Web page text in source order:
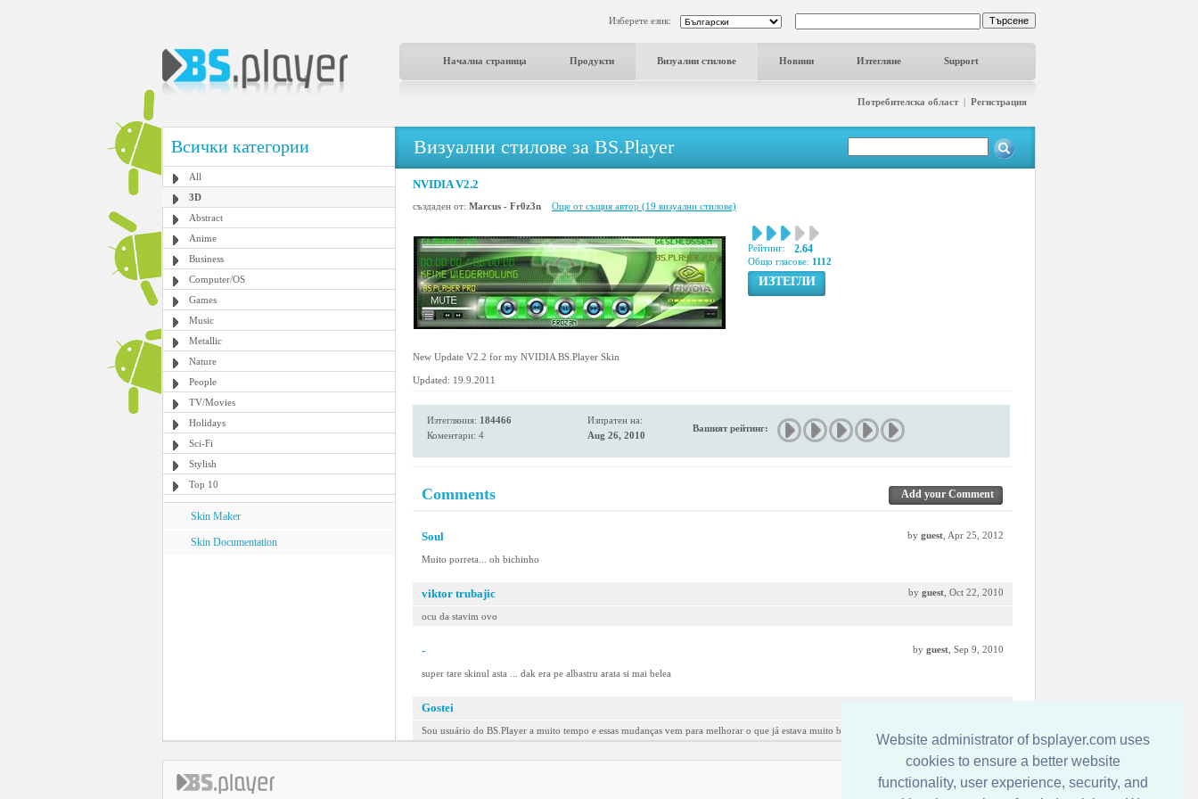
Website administrator of bsplayer.com uses
cookies to ensure a better website
functionality, user experience, security, and
Изберете език:
Начална страница Продукти Визуални стилове Новини Изтегляне Support
Потребителска област| Регистрация
Всички категории
All
3D
Abstract
Anime
Business
Computer/OS
Games
Music
Metallic
Nature
People
TV/Movies
Holidays
Sci-Fi
Stylish
Top 10
Skin Maker
Skin Documentation
Визуални стилове за BS.Player
NVIDIA V2.2
създаден от: Marcus - Fr0z3n Още от същия автор (19 визуални стилове)
Рейтинг: 2.64
Общо гласове: 1112
ИЗТЕГЛИ
New Update V2.2 for my NVIDIA BS.Player Skin
Updated: 19.9.2011
Изтегляния: 184466
Коментари: 4
Изпратен на:
Aug 26, 2010
Вашият рейтинг:
Comments Add your Comment
Soul by guest , Apr 25, 2012
Muito porreta... oh bichinho
viktor trubajic by guest , Oct 22, 2010
ocu da stavim ovo
- by guest , Sep 9, 2010
super tare skinul asta ... dak era pe albastru arata si mai belea
Gostei
Sou usuário do BS.Player a muito tempo e essas mudanças vem para melhorar o que já estava muito bom. Parabéns Sanca
Свържете се с нас